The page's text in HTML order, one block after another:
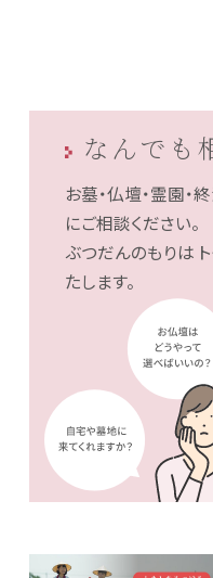
なんでも
お墓・仏壇・霊園・
にご相談ください。
ぶつだんのもりは
たします。